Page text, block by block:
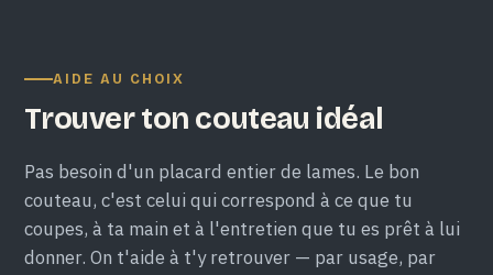
AIDE AU CHOIX
Trouver ton couteau idéal
Pas besoin d'un placard entier de lames. Le bon
couteau, c'est celui qui correspond à ce que tu
coupes, à ta main et à l'entretien que tu es prêt à lui
donner. On t'aide à t'y retrouver — par usage, par